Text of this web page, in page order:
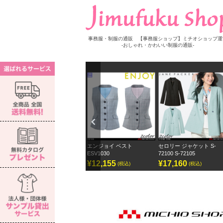
事務服・制服の通販 【事務服ショップ】ミチオショップ
-おしゃれ・かわいい制服の通販-
ous
ラウス S-
エンジョイ ベスト
ESV1030
¥12,155
セロリー ジャケット S-
72100 S-72105
¥17,160
セロリー ワイド
ェーンパッカー
¥12,870